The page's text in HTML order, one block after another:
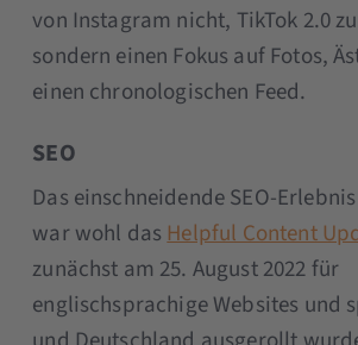
von Instagram nicht, TikTok 2.0
sondern einen Fokus auf Fotos,
einen chronologischen Feed.
SEO
Das einschneidende SEO-
war wohl dasHelpful Content
zunächst am 25. August 2022 für
englischsprachige Websites und